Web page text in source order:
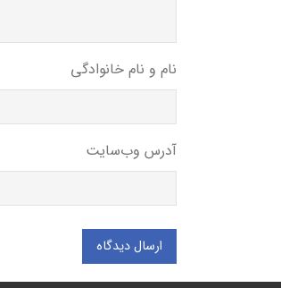
نام و نام خانوادگی
آدرس وب‌سایت
ارسال دیدگاه